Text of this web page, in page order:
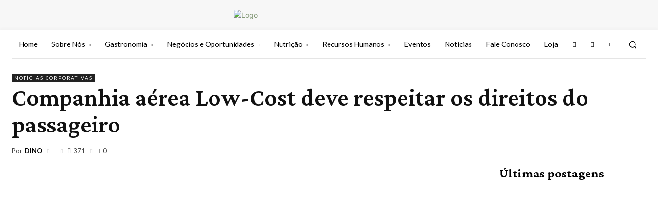
Home Sobre Nós Gastronomia Negócios e Oportunidades Nutrição Recursos Humanos Eventos Notícias Fale Conosco Loja
NOTÍCIAS CORPORATIVAS
Companhia aérea Low-Cost deve respeitar os direitos do
passageiro
Por DINO 371 0
Últimas postagens